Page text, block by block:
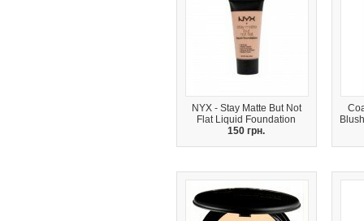
NYX - Stay Matte But Not
Flat Liquid Foundation
150 грн.